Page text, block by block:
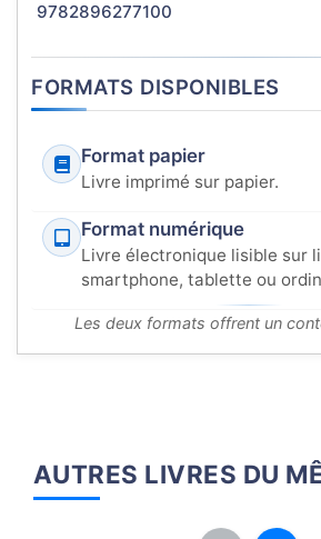
9782896277100
FORMATS DISPONIBLES
Format papier
Livre imprimé sur papier.
Format numérique
Livre électronique lisible sur
smartphone, tablette ou
Les deux formats offrent un
AUTRES LIVRES DU